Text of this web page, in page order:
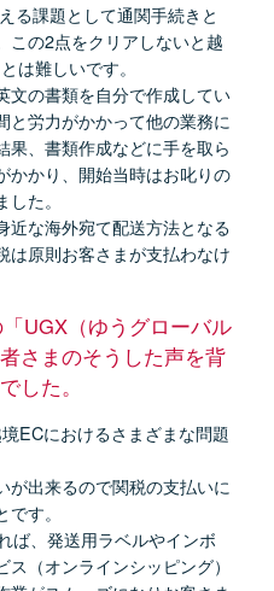
る課題として通関手続きと
この2点をクリアしないと越
は難しいです。
文の書類を自分で作成してい
と労力がかかって他の業務に
果、書類作成などに手を取ら
かかり、開始当時はお叱りの
た。
近な海外宛て配送方法となる
は原則お客さまが支払わなけ
UGX（ゆうグローバル
さまのそうした声を背
した。
ECにおけるさまざまな問題
が出来るので関税の支払いに
す。
ば、発送用ラベルやインボ
（オンラインシッピング）